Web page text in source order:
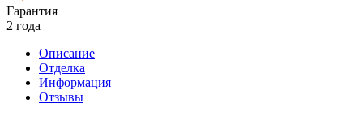
Гарантия
2 года
Описание
Отделка
Информация
Отзывы